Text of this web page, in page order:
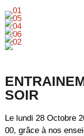
SOIR
Le lundi 28 Octobre
00, grâce à nos